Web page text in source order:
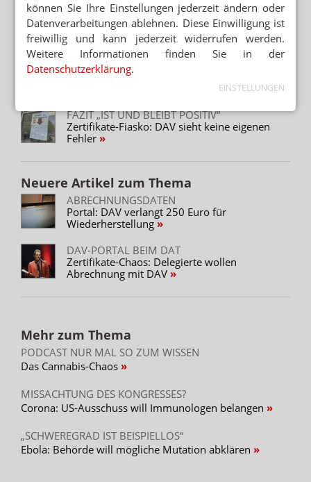
können Sie Ihre Einstellungen jederzeit ändern oder
Datenverarbeitungen ablehnen. Diese Einwilligung ist
freiwillig und kann jederzeit widerrufen werden.
Weitere Informationen finden Sie in der
Datenschutzerklärung.
EINSTELLUNGEN
FORTSCHRITTE BEI DER WIEDERANBINDUNG
Impfzertifikate: Jede zehnte Apotheke weiter
außen vor
DIGITALE IMPFZERTIFIKATE
Fehlermeldungen: Instabiles Portal erschwert
FAZIT „IST UND BLEIBT POSITIV“
Zertifikate-Fiasko: DAV sieht keine eigenen
Fehler
Neuere Artikel zum Thema
ABRECHNUNGSDATEN
Portal: DAV verlangt 250 Euro für
Wiederherstellung
DAV-PORTAL BEIM DAT
Zertifikate-Chaos: Delegierte wollen
Abrechnung mit DAV
Mehr zum Thema
PODCAST NUR MAL SO ZUM WISSEN
Das Cannabis-Chaos
MISSACHTUNG DES KONGRESSES?
Corona: US-Ausschuss will Immunologen belangen
„SCHWEREGRAD IST BEISPIELLOS“
Ebola: Behörde will mögliche Mutation abklären